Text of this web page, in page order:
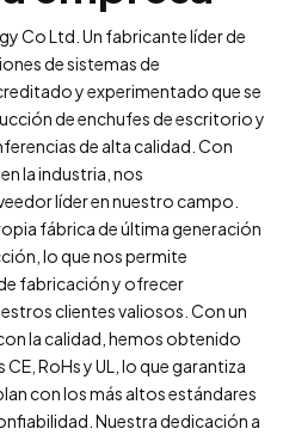
Co Ltd. Un fabricante líder de
de sistemas de
y experimentado que se
de enchufes de escritorio y
de alta calidad. Con
la industria, nos
líder en nuestro campo.
fábrica de última generación
lo que nos permite
fabricación y ofrecer
clientes valiosos. Con un
la calidad, hemos obtenido
RoHs y UL, lo que garantiza
con los más altos estándares
Nuestra dedicación a